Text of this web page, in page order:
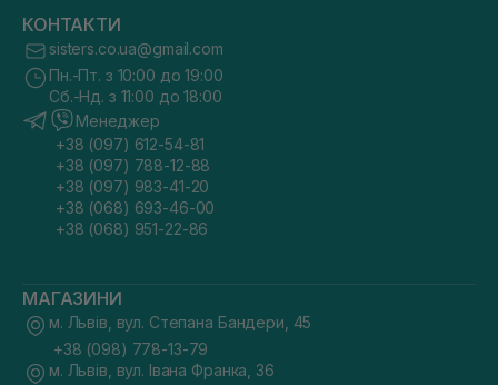
КОНТАКТИ
sisters.co.ua@gmail.com
Пн.-Пт. з 10:00 до 19:00
Сб.-Нд. з 11:00 до 18:00
Менеджер
+38 (097) 612-54-81
+38 (097) 788-12-88
+38 (097) 983-41-20
+38 (068) 693-46-00
+38 (068) 951-22-86
МАГАЗИНИ
м. Львів, вул. Степана Бандери, 45
+38 (098) 778-13-79
м. Львів, вул. Івана Франка, 36